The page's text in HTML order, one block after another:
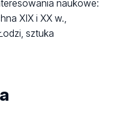
naukowe:
XIX i XX w.,
sztuka